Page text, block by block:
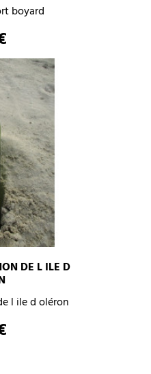
boyard
DE L ILE D
l ile d oléron